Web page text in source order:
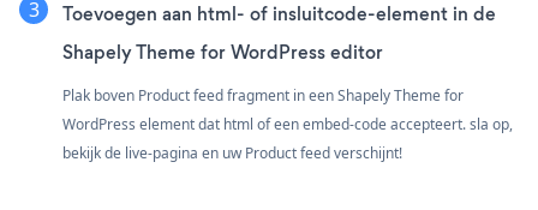
Toevoegen aan html- of insluitcode-element in de
Shapely Theme for WordPress editor
Plak boven Product feed fragment in een Shapely Theme for
WordPress element dat html of een embed-code accepteert. sla op,
bekijk de live-pagina en uw Product feed verschijnt!